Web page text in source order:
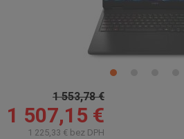
1 553,78 €
1 507,15 €
1 225,33 € bez DPH